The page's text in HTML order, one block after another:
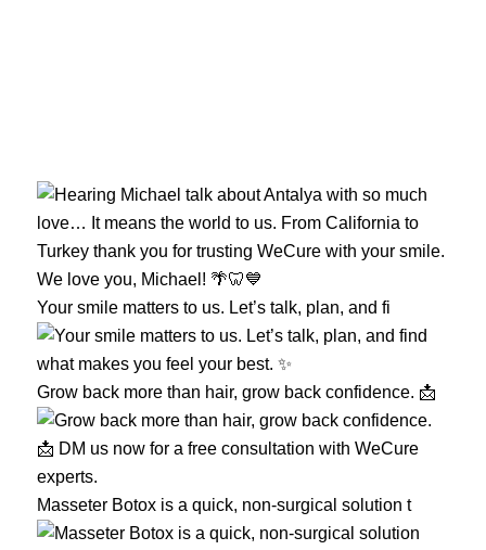
Your smile matters to us. Let’s talk, plan, and fi
Grow back more than hair, grow back confidence. 📩
Masseter Botox is a quick, non-surgical solution t